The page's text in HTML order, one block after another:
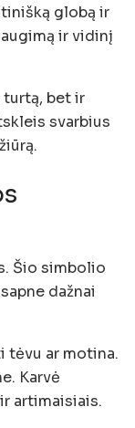
globą ir
ir vidinį
turtą, bet ir
svarbius
Šio simbolio
dažnai
tėvu ar motina.
Karvė
artimaisiais.